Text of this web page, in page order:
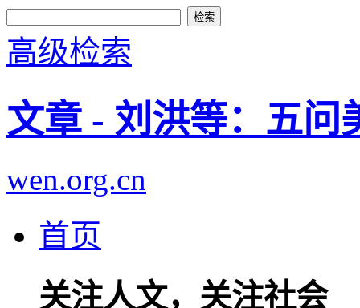
高级检索
文章 - 刘洪等：五问
wen.org.cn
首页
关注人文，关注社会